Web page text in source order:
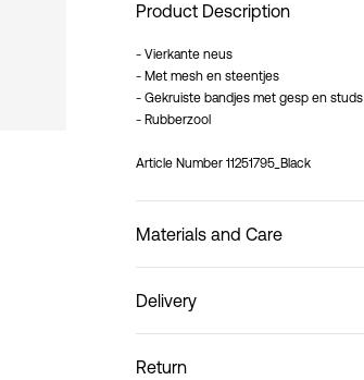
Product Description
- Vierkante neus
- Met mesh en steentjes
- Gekruiste bandjes met gesp en studs
- Rubberzool
Article Number 11251795_Black
Materials and Care
Do not wash
Delivery
Return